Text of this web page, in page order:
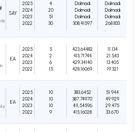
SAY
2025
2024
2023
2022
4
20
51
30
Dolmadı
Dolmadı
Dolmadı
308,41597
Dolmadı
Dolmadı
Dolmadı
268.833
EA
2025
2024
2023
2022
5
2
6
15
423,64482
413,71744
429,34140
428,16069
11.134
21.543
13.405
19.321
EA
2025
2024
2023
2022
10
10
10
9
383,6452
387,74970
411,54596
415,16028
51.944
49.929
29.475
33.670